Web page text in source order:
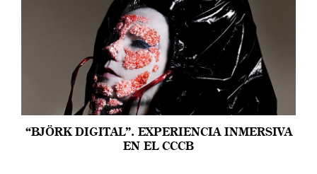
“BJÖRK DIGITAL”. EXPERIENCIA INMERSIVA
EN EL CCCB